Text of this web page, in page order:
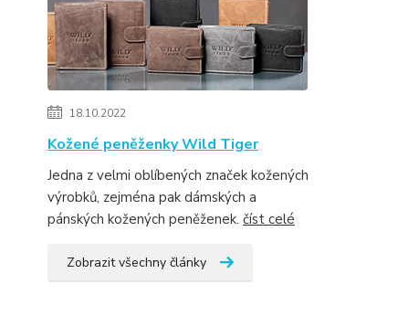
18.10.2022
Kožené peněženky Wild Tiger
Jedna z velmi oblíbených značek kožených
výrobků, zejména pak dámských a
pánských kožených peněženek. číst celé
Zobrazit všechny články